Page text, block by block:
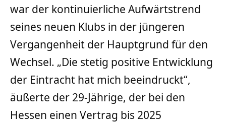
war der kontinuierliche Aufwärtstrend
seines neuen Klubs in der jüngeren
Vergangenheit der Hauptgrund für den
Wechsel. „Die stetig positive Entwicklung
der Eintracht hat mich beeindruckt“,
äußerte der 29-Jährige, der bei den
Hessen einen Vertrag bis 2025